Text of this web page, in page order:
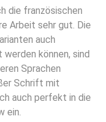
die französischen
Arbeit sehr gut. Die
auch
können, sind
Sprachen
Schrift mit
auch perfekt in die
ein.